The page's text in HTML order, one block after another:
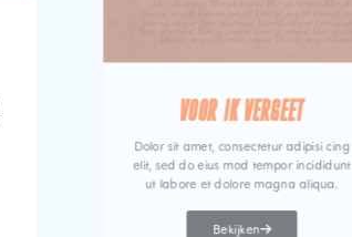
VOOR IK VERGEET
Dolor sit amet, consectetur adipisi cing
elit, sed do eius mod tempor incididunt
ut labore et dolore magna aliqua.
Bekijken